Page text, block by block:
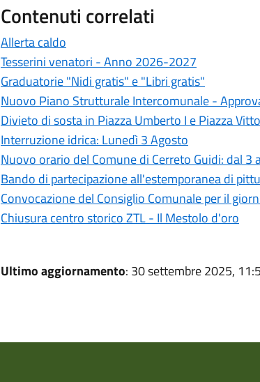
Contenuti correlati
Allerta caldo
Tesserini venatori - Anno 2026-2027
Graduatorie "Nidi gratis" e "Libri gratis"
Nuovo Piano Strutturale Intercomunale -
Divieto di sosta in Piazza Umberto I e Piazza
Interruzione idrica: Lunedì 3 Agosto
Nuovo orario del Comune di Cerreto Guidi: dal 3
Bando di partecipazione all'estemporanea di
Convocazione del Consiglio Comunale per il
Chiusura centro storico ZTL - Il Mestolo d'oro
Ultimo aggiornamento: 30 settembre 2025,